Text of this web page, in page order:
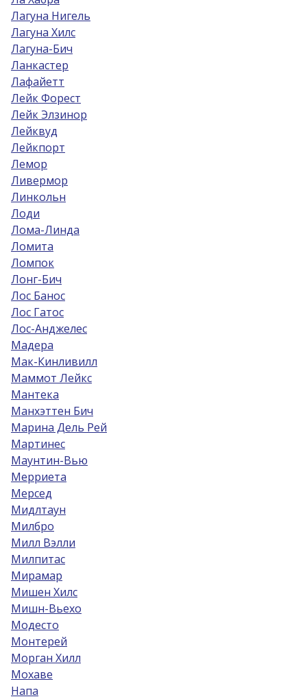
Лагуна Нигель
Лагуна Хилс
Лагуна-Бич
Ланкастер
Лафайетт
Лейк Форест
Лейк Элзинор
Лейквуд
Лейкпорт
Лемор
Ливермор
Линкольн
Лоди
Лома-Линда
Ломита
Ломпок
Лонг-Бич
Лос Банос
Лос Гатос
Лос-Анджелес
Мадера
Мак-Кинливилл
Маммот Лейкс
Мантека
Манхэттен Бич
Марина Дель Рей
Мартинес
Маунтин-Вью
Мерриета
Мерсед
Мидлтаун
Милбро
Милл Вэлли
Милпитас
Мирамар
Мишен Хилс
Мишн-Вьехо
Модесто
Монтерей
Морган Хилл
Мохаве
Напа